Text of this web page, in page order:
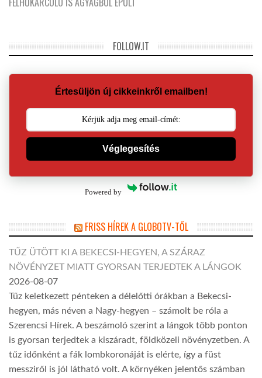
FOLLOW.IT
Értesüljön új cikkeinkről emailben!
Véglegesítés
Powered by
FRISS HÍREK A GLOBOTV-TŐL
TŰZ ÜTÖTT KI A BEKECSI-HEGYEN, A SZÁRAZ
NÖVÉNYZET MIATT GYORSAN TERJEDTEK A LÁNGOK
2026-08-07
Tűz keletkezett pénteken a délelőtti órákban a Bekecsi-
hegyen, más néven a Nagy-hegyen – számolt be róla a
Szerencsi Hírek. A beszámoló szerint a lángok több ponton
is gyorsan terjedtek a kiszáradt, földközeli növényzetben. A
tűz időnként a fák lombkoronáját is elérte, így a füst
messziről is jól látható volt. A környéken jelentős számban